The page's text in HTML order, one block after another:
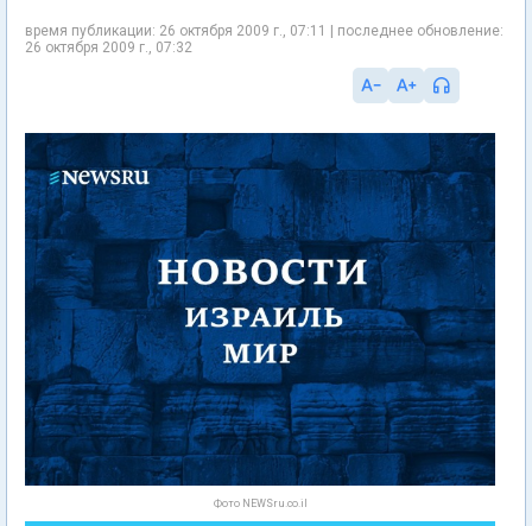
время публикации: 26 октября 2009 г., 07:11 | последнее обновление:
26 октября 2009 г., 07:32
Фото NEWSru.co.il